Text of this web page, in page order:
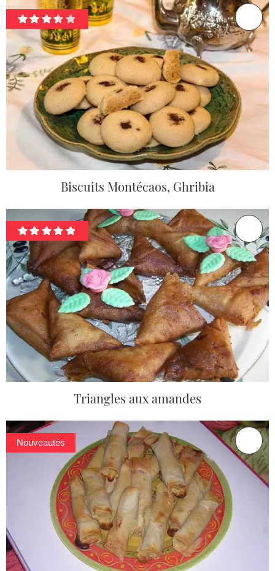
Biscuits Montécaos, Ghribia
Triangles aux amandes
Nouveautés